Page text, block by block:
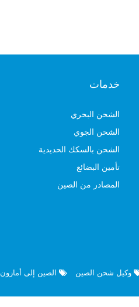
خدمات
الشحن البحري
الشحن الجوي
الشحن بالسكك الحديدية
تأمين البضائع
المصادر من الصين
وكيل شحن الصين الصين إلى أمازون